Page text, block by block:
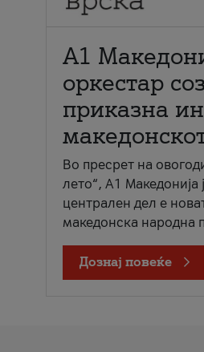
А1
оркестар
приказна
Во пресрет на
лето“, А1 Македонија
централен дел е
македонска народна
Дознај повеќе